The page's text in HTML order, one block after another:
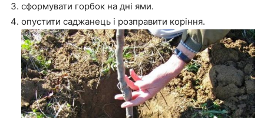
сформувати горбок на дні ями.
опустити саджанець і розправити коріння.